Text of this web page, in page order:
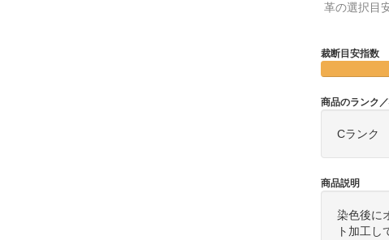
革の選択目
裁断目安指数
商品のランク
Cランク
商品説明
染色後に
ト加工し